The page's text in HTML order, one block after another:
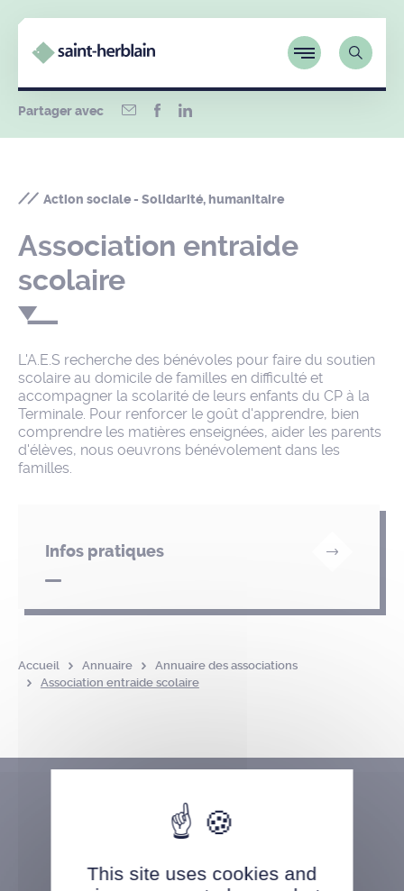
Partager avec
Action sociale - Solidarité, humanitaire
Association entraide
scolaire
Infos pratiques
L'A.E.S recherche des bénévoles pour faire du soutien
scolaire au domicile de familles en difficulté et
accompagner la scolarité de leurs enfants du CP à la
Terminale. Pour renforcer le goût d'apprendre, bien
comprendre les matières enseignées, aider les parents
d'élèves, nous oeuvrons bénévolement dans les
familles.
Accueil Annuaire
Annuaire des associations
Association entraide scolaire
This site uses cookies and